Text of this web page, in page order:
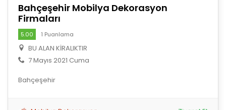
Bahçeşehir Mobilya Dekorasyon
Firmaları
5.00 1 Puanlama
BU ALAN KİRALIKTIR
7 Mayıs 2021 Cuma
Bahçeşehir